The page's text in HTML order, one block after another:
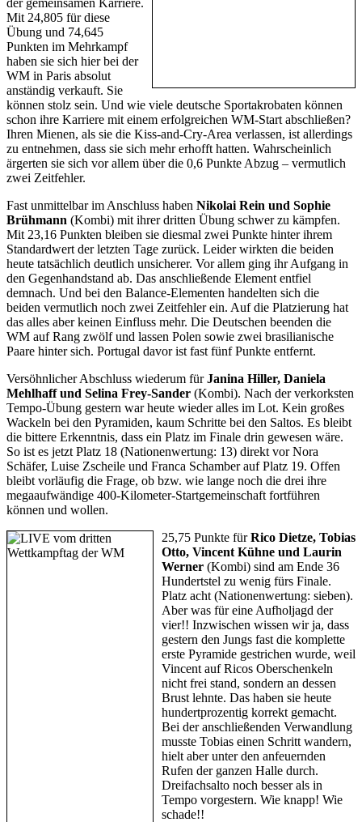
Mit 24,805 für diese
Übung und 74,645
Punkten im Mehrkampf
haben sie sich hier bei der
WM in Paris absolut
anständig verkauft. Sie
können stolz sein. Und wie viele deutsche Sportakrobaten können
schon ihre Karriere mit einem erfolgreichen WM-Start abschließen?
Ihren Mienen, als sie die Kiss-and-Cry-Area verlassen, ist allerdings
zu entnehmen, dass sie sich mehr erhofft hatten. Wahrscheinlich
ärgerten sie sich vor allem über die 0,6 Punkte Abzug – vermutlich
zwei Zeitfehler.
Fast unmittelbar im Anschluss haben Nikolai Rein und Sophie
Brühmann (Kombi) mit ihrer dritten Übung schwer zu kämpfen.
Mit 23,16 Punkten bleiben sie diesmal zwei Punkte hinter ihrem
Standardwert der letzten Tage zurück. Leider wirkten die beiden
heute tatsächlich deutlich unsicherer. Vor allem ging ihr Aufgang in
den Gegenhandstand ab. Das anschließende Element entfiel
demnach. Und bei den Balance-Elementen handelten sich die
beiden vermutlich noch zwei Zeitfehler ein. Auf die Platzierung hat
das alles aber keinen Einfluss mehr. Die Deutschen beenden die
WM auf Rang zwölf und lassen Polen sowie zwei brasilianische
Paare hinter sich. Portugal davor ist fast fünf Punkte entfernt.
Versöhnlicher Abschluss wiederum fürJanina Hiller, Daniela
Mehlhaff und Selina Frey-Sander (Kombi). Nach der verkorksten
Tempo-Übung gestern war heute wieder alles im Lot. Kein großes
Wackeln bei den Pyramiden, kaum Schritte bei den Saltos. Es bleibt
die bittere Erkenntnis, dass ein Platz im Finale drin gewesen wäre.
So ist es jetzt Platz 18 (Nationenwertung: 13) direkt vor Nora
Schäfer, Luise Zscheile und Franca Schamber auf Platz 19. Offen
bleibt vorläufig die Frage, ob bzw. wie lange noch die drei ihre
megaaufwändige 400-Kilometer-Startgemeinschaft fortführen
können und wollen.
25,75 Punkte fürRico Dietze, Tobias
Otto, Vincent Kühne und Laurin
Werner (Kombi) sind am Ende 36
Hundertstel zu wenig fürs Finale.
Platz acht (Nationenwertung: sieben).
Aber was für eine Aufholjagd der
vier!! Inzwischen wissen wir ja, dass
gestern den Jungs fast die komplette
erste Pyramide gestrichen wurde, weil
Vincent auf Ricos Oberschenkeln
nicht frei stand, sondern an dessen
Brust lehnte. Das haben sie heute
hundertprozentig korrekt gemacht.
Bei der anschließenden Verwandlung
musste Tobias einen Schritt wandern,
hielt aber unter den anfeuernden
Rufen der ganzen Halle durch.
Dreifachsalto noch besser als in
Tempo vorgestern. Wie knapp! Wie
schade!!